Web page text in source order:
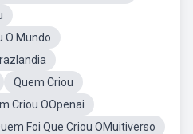
O Mundo
Quem Criou
Criou OOpenai
Foi Que Criou OMuitiverso